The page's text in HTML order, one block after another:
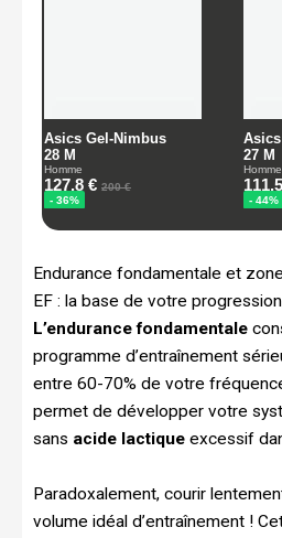
Endurance fondamentale et
EF : la base de votre
L’endurance fondamentale
programme d’entraînement
entre 60-70% de votre
permet de développer votre
sans acide lactique excessif
Paradoxalement, courir
volume idéal d’entraînement !